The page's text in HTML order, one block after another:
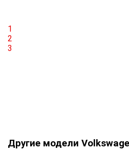
1
2
3
Другие модели